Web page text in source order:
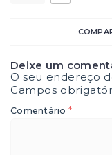
Deixe um
O seu endereço
Campos
Comentário *